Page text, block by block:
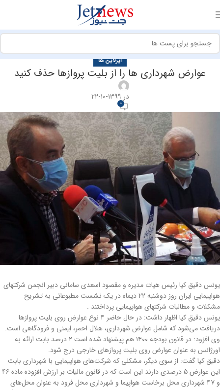
ایرلاین ها
عوارض شهرداری ها را از بلیت پروازها حذف کنید
در ۱۳۹۹-۱۰-۲۲
0
یونس دقیق کیا رئیس هیات مدیره و مقصود اسعدی سامانی دبیر انجمن شرکتهای
هواپیمایی ایران روز دوشنبه ۲۲ دیماه در یک نشست مطبوعاتی به تشریح
مشکلات و مطالبات شرکتهای هواپیمایی پرداختند .
یونس دقیق کیا اظهار داشت: در حال حاضر ۴ نوع عوارض روی بلیت پروازها
دریافت می‌شود که شامل عوارض شهرداری، هلال احمر، ایمنی و فرودگاهی است.
وی افزود: در قانون بودجه ۱۴۰۰ هم پیشنهاد شده است ۲ درصد بابت ارائه به
اورژانس به عنوان عوارض روی بلیت پروازهای خارجی درج شود.
دقیق کیا گفت: از سوی دیگر، مشکلی که شرکت‌های هواپیمایی با شهرداری بابت
این عوارض ۵ درصدی دارند این است که در قانون مالیات بر ارزش افزوده ماده ۴۶
و ۴۷ شهرداری محل برخاست هواپیما و شهرداری محل فرود به عنوان محل‌های